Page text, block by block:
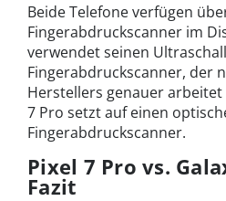
Beide Telefone verfügen
Fingerabdruckscanner im
verwendet seinen
Fingerabdruckscanner, der
Herstellers genauer arbeitet
7 Pro setzt auf einen
Fingerabdruckscanner.
Pixel 7 Pro vs.
Fazit